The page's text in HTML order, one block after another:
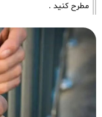
مطرح کنید .